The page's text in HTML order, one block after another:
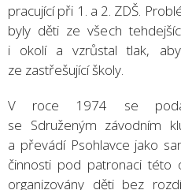
pracující při 1. a 2. ZDŠ.
byly děti ze všech
i okolí a vzrůstal tlak,
ze zastřešující školy.
V roce 1974 se
se Sdruženým závodním
a převádí Psohlavce jako
činnosti pod patronaci této
organizovány děti bez